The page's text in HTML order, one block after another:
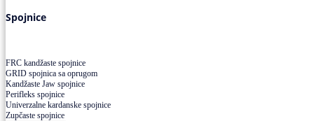
Spojnice
FRC kandžaste spojnice
GRID spojnica sa oprugom
Kandžaste Jaw spojnice
Perifleks spojnice
Univerzalne kardanske spojnice
Zupčaste spojnice